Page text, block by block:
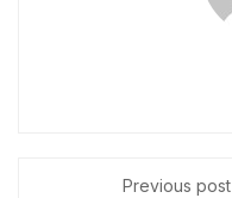
Previous post